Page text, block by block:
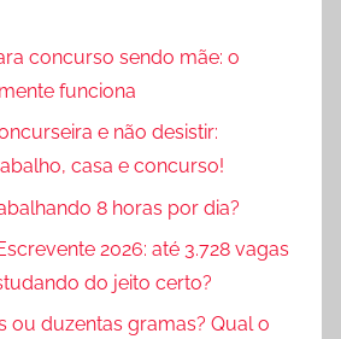
concurso sendo mãe: o
funciona
e não desistir:
casa e concurso!
8 horas por dia?
2026: até 3.728 vagas
do jeito certo?
ou duzentas gramas? Qual o